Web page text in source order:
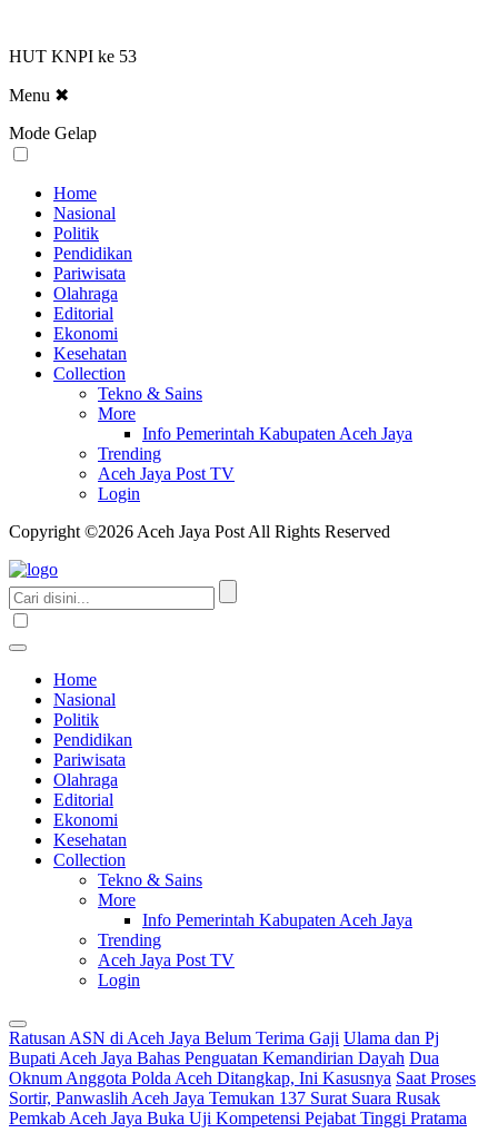
HUT KNPI ke 53
Menu ✖
Mode Gelap
Home
Nasional
Politik
Pendidikan
Pariwisata
Olahraga
Editorial
Ekonomi
Kesehatan
Collection
Tekno & Sains
More
Info Pemerintah Kabupaten Aceh Jaya
Trending
Aceh Jaya Post TV
Login
Copyright ©2026 Aceh Jaya Post All Rights Reserved
Home
Nasional
Politik
Pendidikan
Pariwisata
Olahraga
Editorial
Ekonomi
Kesehatan
Collection
Tekno & Sains
More
Info Pemerintah Kabupaten Aceh Jaya
Trending
Aceh Jaya Post TV
Login
Ratusan ASN di Aceh Jaya Belum Terima Gaji Ulama dan Pj
Bupati Aceh Jaya Bahas Penguatan Kemandirian Dayah Dua
Oknum Anggota Polda Aceh Ditangkap, Ini Kasusnya Saat Proses
Sortir, Panwaslih Aceh Jaya Temukan 137 Surat Suara Rusak
Pemkab Aceh Jaya Buka Uji Kompetensi Pejabat Tinggi Pratama